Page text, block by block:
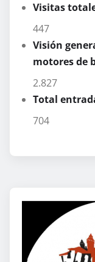
Visitas
447
Visión
motores de
2.827
Total
704